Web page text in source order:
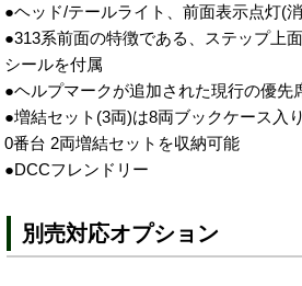
●ヘッド/テールライト、前面表示点灯(
●313系前面の特徴である、ステップ上
シールを付属
●ヘルプマークが追加された現行の優先
●増結セット(3両)は8両ブックケース入
0番台 2両増結セットを収納可能
●DCCフレンドリー
別売対応オプション